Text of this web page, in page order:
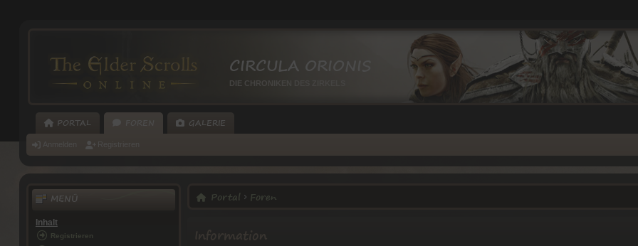
CIRCULA ORIONIS
DIE CHRONIKEN DES ZIRKELS
PORTAL GALERIE
Anmelden Registrieren
Portal Foren
MENÜ
Inhalt
Registrieren